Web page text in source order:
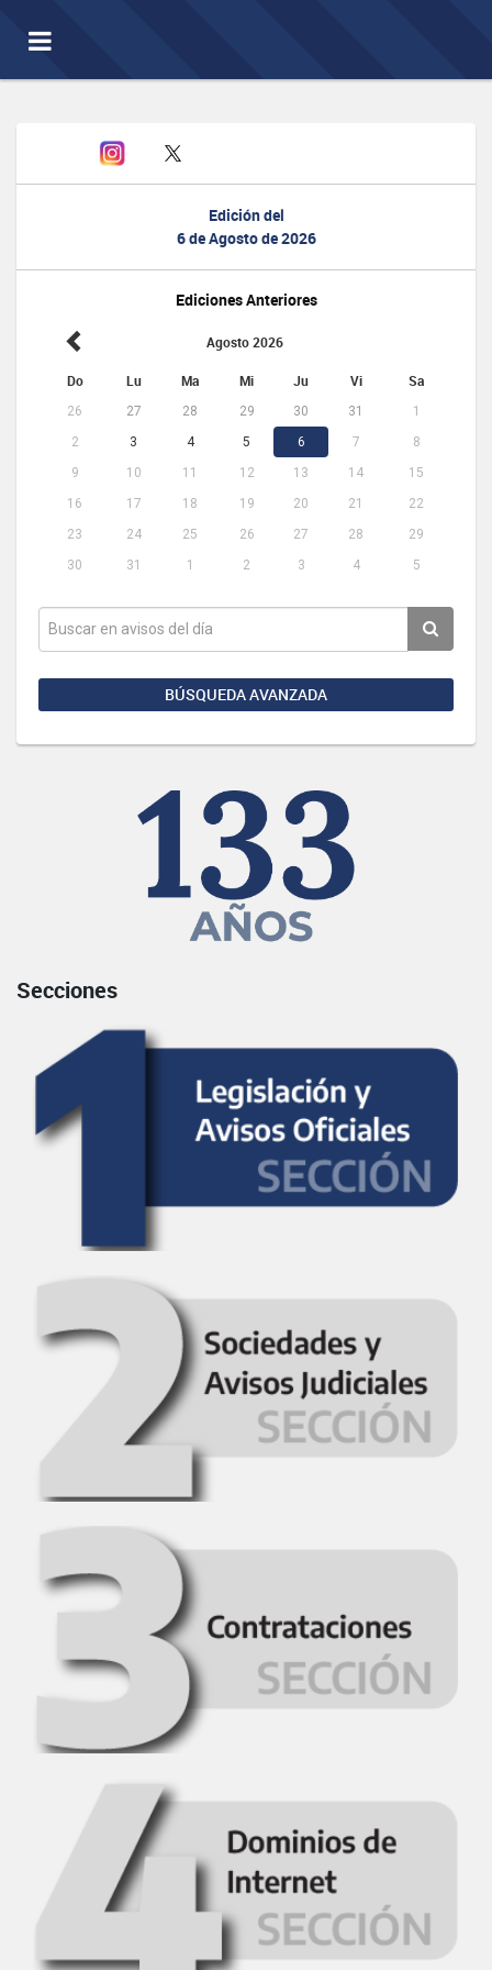
Toggle
navigation
Edición del
6 de Agosto de 2026
Ediciones Anteriores
Agosto 2026
Do Lu Ma Mi Ju Vi Sa
26 27 28 29 30 31
1
2
3 4 5 6 7
8
9
10 11 12 13 14
15
16
17 18 19 20 21
22
23
24 25 26 27 28
29
30
31 1 2 3 4 5
BÚSQUEDA AVANZADA
Secciones